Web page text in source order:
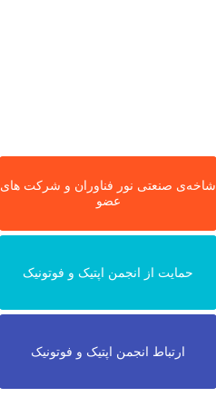
شاخه‌ی صنعتی نور فناوران و شرکت های
عضو
حمایت از انجمن اپتیک و فوتونیک
ارتباط انجمن اپتیک و فوتونیک